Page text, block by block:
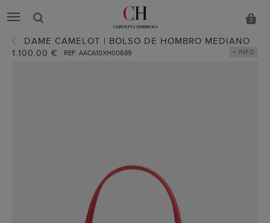
0
DAME CAMELOT | BOLSO DE HOMBRO MEDIANO
1.100,00 € REF. AACA10XH00689 + INFO